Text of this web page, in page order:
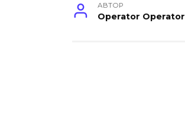
АВТОР
Operator Operator